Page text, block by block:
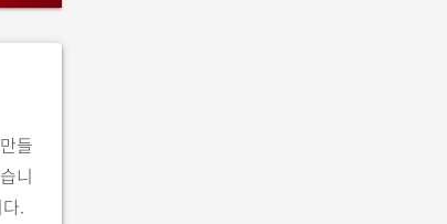
들
니
.